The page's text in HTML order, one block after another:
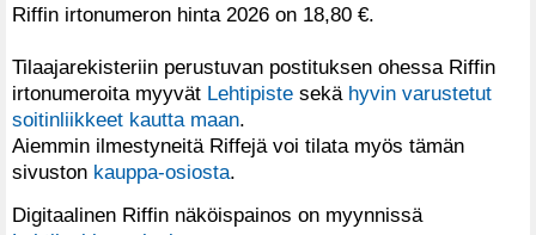
Riffin irtonumeron hinta 2026 on 18,80 €.
Tilaajarekisteriin perustuvan postituksen ohessa Riffin
irtonumeroita myyvät Lehtipiste sekä hyvin varustetut
soitinliikkeet kautta maan.
Aiemmin ilmestyneitä Riffejä voi tilata myös tämän
sivuston kauppa-osiosta.
Digitaalinen Riffin näköispainos on myynnissä